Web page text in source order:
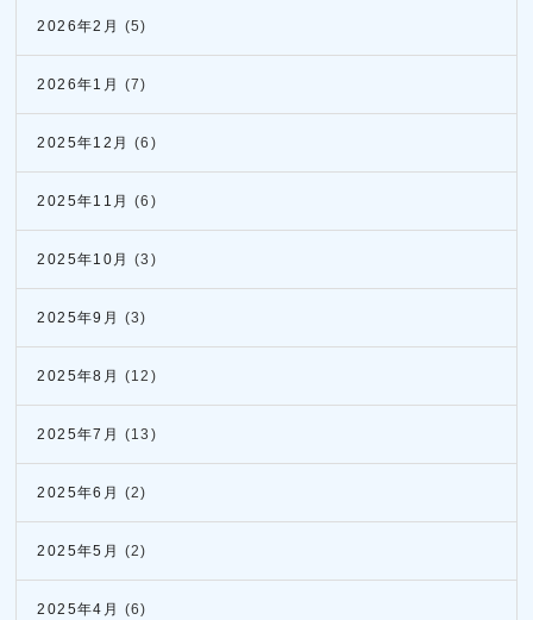
2026年2月 (5)
2026年1月 (7)
2025年12月 (6)
2025年11月 (6)
2025年10月 (3)
2025年9月 (3)
2025年8月 (12)
2025年7月 (13)
2025年6月 (2)
2025年5月 (2)
2025年4月 (6)